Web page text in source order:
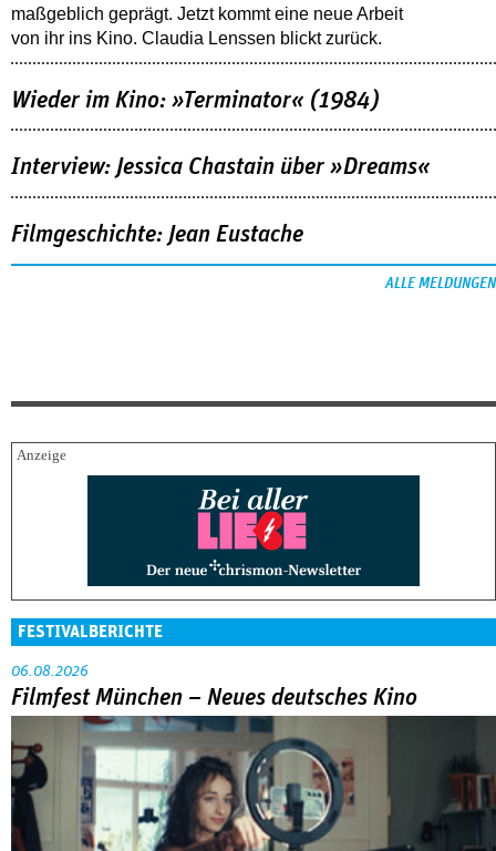
maßgeblich geprägt. Jetzt kommt eine neue Arbeit
von ihr ins Kino. Claudia Lenssen blickt zurück.
Wieder im Kino: »Terminator« (1984)
Interview: Jessica Chastain über »Dreams«
Filmgeschichte: Jean Eustache
ALLE MELDUNGEN
FESTIVALBERICHTE
06.08.2026
Filmfest München – Neues deutsches Kino